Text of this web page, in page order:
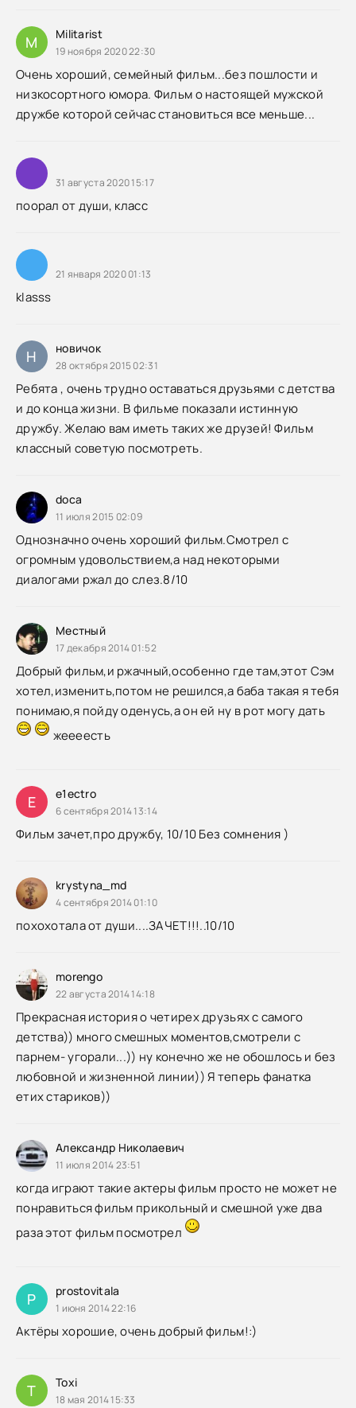
M Militarist
19 ноября 2020 22:30
Очень хороший, семейный фильм...без пошлости и
низкосортного юмора. Фильм о настоящей мужской
дружбе которой сейчас становиться все меньше...
31 августа 2020 15:17
поорал от души, класс
21 января 2020 01:13
klasss
Н новичок
28 октября 2015 02:31
Ребята , очень трудно оставаться друзьями с детства
и до конца жизни. В фильме показали истинную
дружбу. Желаю вам иметь таких же друзей! Фильм
классный советую посмотреть.
doca
11 июля 2015 02:09
Однозначно очень хороший фильм.Смотрел с
огромным удовольствием,а над некоторыми
диалогами ржал до слез.8/10
Местный
17 декабря 2014 01:52
Добрый фильм,и ржачный,особенно где там,этот Сэм
хотел,изменить,потом не решился,а баба такая я тебя
понимаю,я пойду оденусь,а он ей ну в рот могу дать
жеееесть
E e1ectro
6 сентября 2014 13:14
Фильм зачет,про дружбу, 10/10 Без сомнения )
krystyna_md
4 сентября 2014 01:10
похохотала от души....ЗАЧЕТ!!!..10/10
morengo
22 августа 2014 14:18
Прекрасная история о четирех друзьях с самого
детства)) много смешных моментов,смотрели с
парнем- угорали...)) ну конечно же не обошлось и без
любовной и жизненной линии)) Я теперь фанатка
етих стариков))
Александр Николаевич
11 июля 2014 23:51
когда играют такие актеры фильм просто не может не
понравиться фильм прикольный и смешной уже два
раза этот фильм посмотрел
P prostovitala
1 июня 2014 22:16
Актёры хорошие, очень добрый фильм!:)
T Toxi
18 мая 2014 15:33